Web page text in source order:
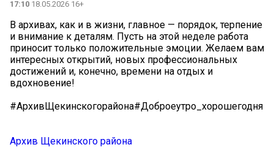
17:10 18.05.2026 16+
В архивах, как и в жизни, главное — порядок, терпение
и внимание к деталям. Пусть на этой неделе работа
приносит только положительные эмоции. Желаем вам
интересных открытий, новых профессиональных
достижений и, конечно, времени на отдых и
вдохновение!
#АрхивЩекинскогорайона#Доброеутро_хорошегодня
Архив Щекинского района